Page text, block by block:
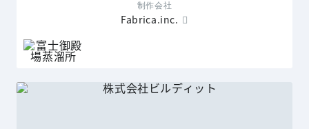
制作会社
Fabrica.inc.